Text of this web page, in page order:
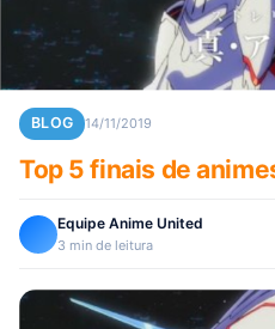
BLOG 14/11/2019
Top 5 finais de
Equipe Anime United
3 min de leitura